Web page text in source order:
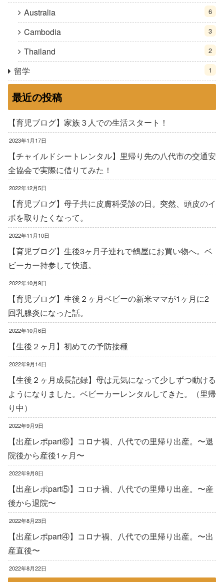
Australia 6
Cambodia 3
Thailand 2
留学 1
最近の投稿
【育児ブログ】家族３人での生活スタート！
2023年1月17日
【チャイルドシートレンタル】里帰り先の八代市の交通安
全協会で実際に借りてみた！
2022年12月5日
【育児ブログ】母子共に皮膚科受診の日。突然、頭皮のイ
ボを取りたくなって。
2022年11月10日
【育児ブログ】生後3ヶ月子連れで鶴屋にお買い物へ。ベ
ビーカー持参して快適。
2022年10月9日
【育児ブログ】生後２ヶ月ベビーの新米ママが1ヶ月に2
回乳腺炎になった話。
2022年10月6日
【生後２ヶ月】初めての予防接種
2022年9月14日
【生後２ヶ月成長記録】母は元気になって少しずつ動ける
ようになりました。ベビーカーレンタルしてきた。（里帰
り中）
2022年9月9日
【出産レポpart⑥】コロナ禍、八代での里帰り出産。〜退
院後から産後1ヶ月〜
2022年9月8日
【出産レポpart⑤】コロナ禍、八代での里帰り出産。〜産
後から退院〜
2022年8月23日
【出産レポpart④】コロナ禍、八代での里帰り出産。〜出
産直後〜
2022年8月22日